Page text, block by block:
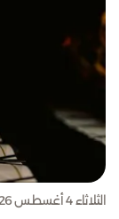
الثلاثاء 4 أغسطس 2026